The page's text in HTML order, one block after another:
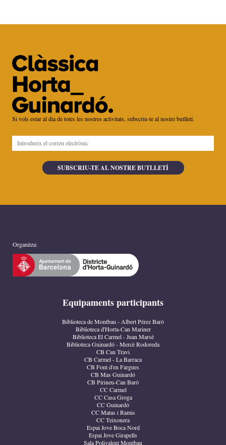
Si vols estar al dia de totes les nostres activitats, subscriu-te al nostre butlletí.
Organitza:
Equipaments participants
Biblioteca de Montbau - Albert Pérez Baró
Biblioteca d'Horta-Can Mariner
Biblioteca El Carmel - Juan Marsé
Biblioteca Guinardó - Mercè Rodoreda
CB Can Travi
CB Carmel - La Barraca
CB Font d'en Fargues
CB Mas Guinardó
CB Pirineu-Can Baró
CC Carmel
CC Casa Groga
CC Guinardó
CC Matas i Ramis
CC Teixonera
Espai Jove Boca Nord
Espai Jove Girapells